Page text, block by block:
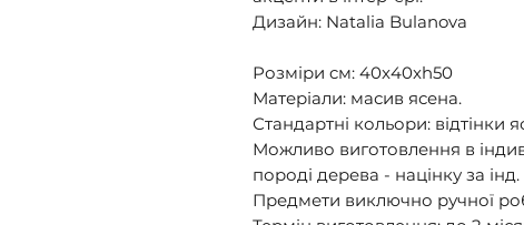
Дизайн: Natalia Bulanova
Розміри cм: 40x40xh50
Матеріали: масив ясена.
Стандартні кольори: відтінки
Можливо виготовлення в
породі дерева - націнку за
Предмети виключно ручної